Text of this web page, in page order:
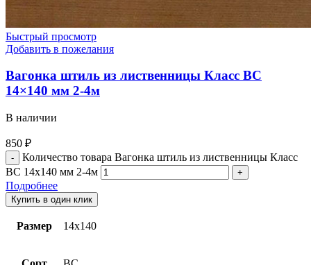
Быстрый просмотр
Добавить в пожелания
Вагонка штиль из лиственницы Класс BС
14×140 мм 2-4м
В наличии
850 ₽
Количество товара Вагонка штиль из лиственницы Класс
BС 14x140 мм 2-4м
Подробнее
Купить в один клик
Размер 14х140